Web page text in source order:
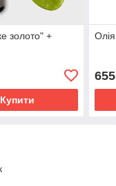
золото" +
Купити
655